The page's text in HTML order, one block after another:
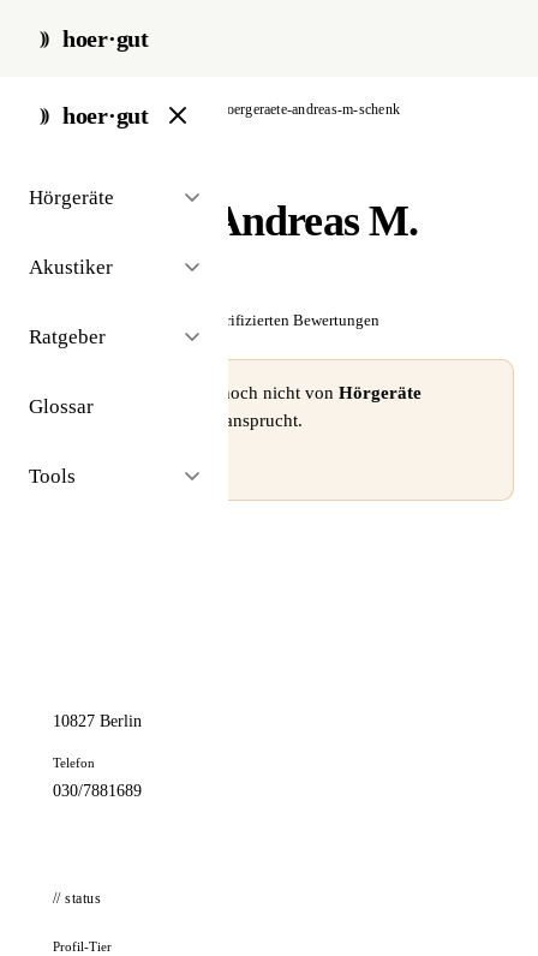
hoer·gut
hoer·gut
Hörgeräte
Akustiker
Ratgeber
Glossar
Tools
start / akustiker / berlin hoergeraete-andreas-m-schenk
Hörgeräte Andreas M.
Schenk
Noch keine verifizierten Bewertungen
⚠ Dieses Profil wurde noch nicht von Hörgeräte
beansprucht.
10827 Berlin
Telefon
030/7881689
// status
Profil-Tier